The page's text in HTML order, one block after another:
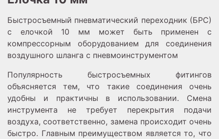
Быстросъемный пневматический переходник (БРС)
с елочкой 10 мм может быть применен с
компрессорным оборудованием для соединения
воздушного шланга с пневмоинструментом
Популярность быстросъемных фитингов
объясняется тем, что такие соединения очень
удобны и практичны в использовании. Смена
инструмента не требует перекрытия подачи
воздуха, соответственно, замена происходит очень
быстро. Главным преимуществом является то, что